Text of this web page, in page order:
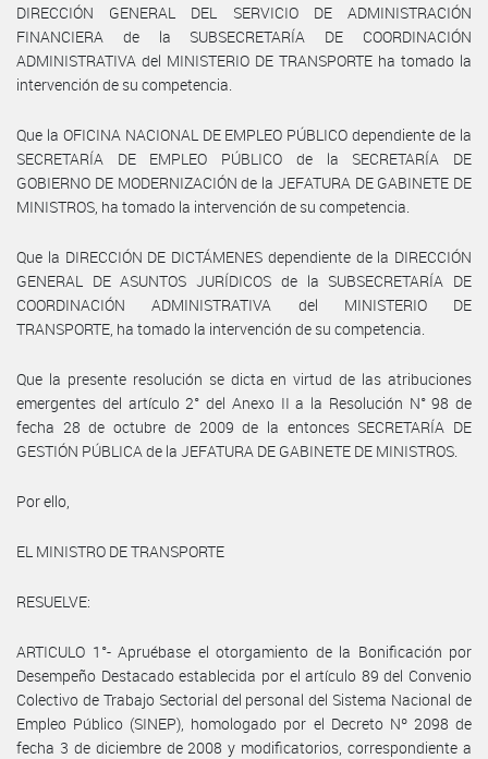
DIRECCIÓN GENERAL DEL SERVICIO DE ADMINISTRACIÓN
FINANCIERA de la SUBSECRETARÍA DE COORDINACIÓN
ADMINISTRATIVA del MINISTERIO DE TRANSPORTE ha tomado la
intervención de su competencia.
Que la OFICINA NACIONAL DE EMPLEO PÚBLICO dependiente de la
SECRETARÍA DE EMPLEO PÚBLICO de la SECRETARÍA DE
GOBIERNO DE MODERNIZACIÓN de la JEFATURA DE GABINETE DE
MINISTROS, ha tomado la intervención de su competencia.
Que la DIRECCIÓN DE DICTÁMENES dependiente de la DIRECCIÓN
GENERAL DE ASUNTOS JURÍDICOS de la SUBSECRETARÍA DE
COORDINACIÓN ADMINISTRATIVA del MINISTERIO DE
TRANSPORTE, ha tomado la intervención de su competencia.
Que la presente resolución se dicta en virtud de las atribuciones
emergentes del artículo 2° del Anexo II a la Resolución N° 98 de
fecha 28 de octubre de 2009 de la entonces SECRETARÍA DE
GESTIÓN PÚBLICA de la JEFATURA DE GABINETE DE MINISTROS.
Por ello,
EL MINISTRO DE TRANSPORTE
RESUELVE:
ARTICULO 1°- Apruébase el otorgamiento de la Bonificación por
Desempeño Destacado establecida por el artículo 89 del Convenio
Colectivo de Trabajo Sectorial del personal del Sistema Nacional de
Empleo Público (SINEP), homologado por el Decreto Nº 2098 de
fecha 3 de diciembre de 2008 y modificatorios, correspondiente a